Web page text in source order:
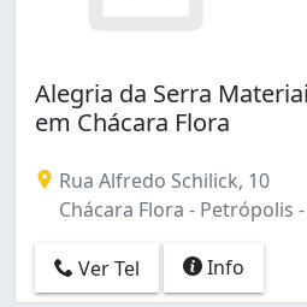
Alegria da Serra
em Chácara Flora
Rua Alfredo Schilick, 10
Chácara Flora - Petrópolis -
Ver Tel Info